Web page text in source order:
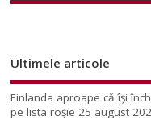
Ultimele articole
Finlanda aproape că își
pe lista roșie 25 august